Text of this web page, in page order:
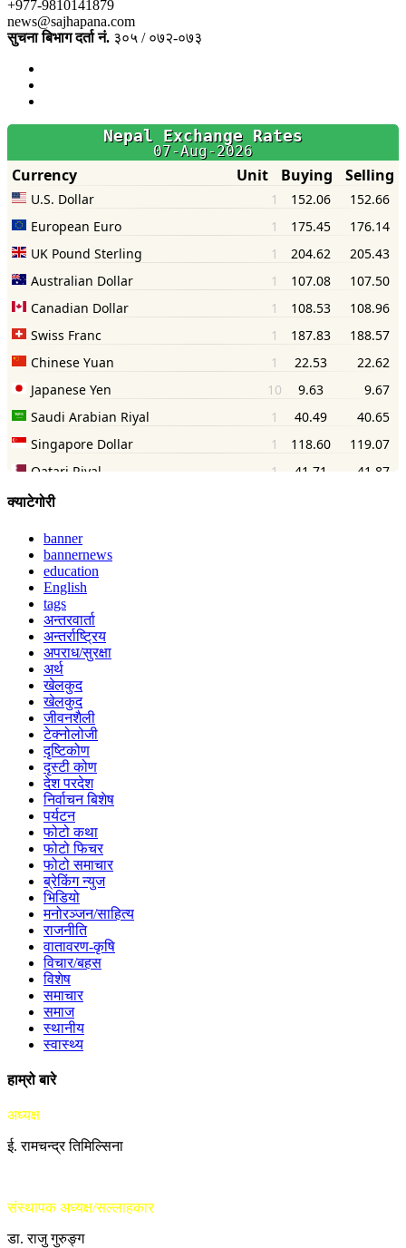
+977-9810141879
news@sajhapana.com
सुचना बिभाग दर्ता नं. ३०५ / ०७२-०७३
क्याटेगोरी
banner
bannernews
education
English
tags
अन्तरवार्ता
अन्तर्राष्ट्रिय
अपराध/सुरक्षा
अर्थ
खेलकुद
खेलकुद
जीवनशैली
टेक्नोलोजी
दृष्टिकोण
दृस्टी कोण
देश परदेश
निर्वाचन बिशेष
पर्यटन
फोटो कथा
फोटो फिचर
फोटो समाचार
ब्रेकिंग न्युज
भिडियो
मनोरञ्जन/साहित्य
राजनीति
वातावरण-कृषि
विचार/बहस
विशेष
समाचार
समाज
स्थानीय
स्वास्थ्य
हाम्रो बारे
अध्यक्ष
ई. रामचन्द्र तिमिल्सिना
संस्थापक अध्यक्ष/सल्लाहकार
डा. राजु गुरुङ्ग